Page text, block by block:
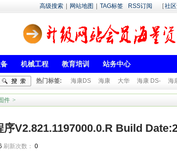
高级搜索 网站地图 TAG标签 RSS订阅 [社
机械工程 教育培训 站务中心
热门标签: 海康DS 海康 大华 海康 DS- 海
件 >
序V2.821.1197000.0.R Build
刷新次数： 0